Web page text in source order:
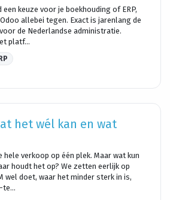
een keuze voor je boekhouding of ERP,
allebei tegen. Exact is jarenlang de
de Nederlandse administratie.
platf...
het wél kan en wat
hele verkoop op één plek. Maar wat kun
houdt het op? We zetten eerlijk op
wel doet, waar het minder sterk in is,
te...